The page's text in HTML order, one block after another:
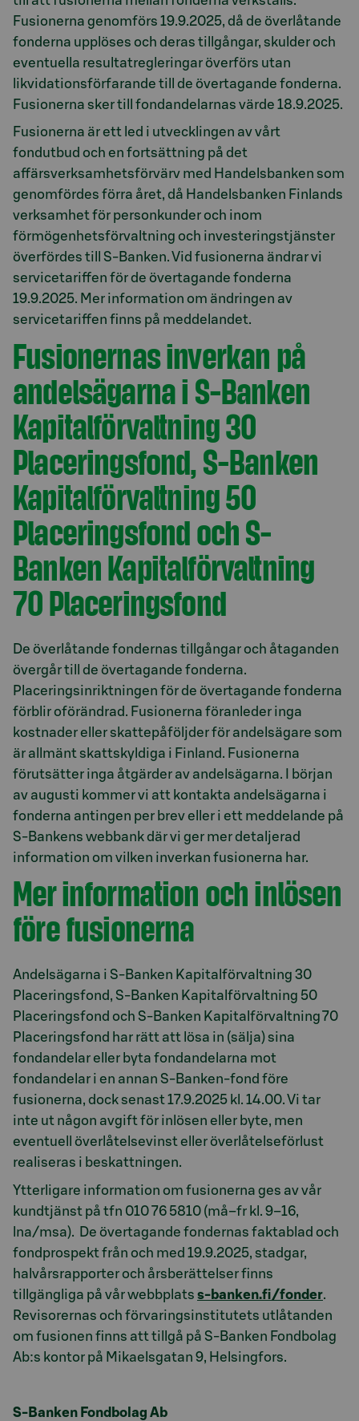
Fusionerna genomförs 19.9.2025, då de överlåtande
fonderna upplöses och deras tillgångar, skulder och
eventuella resultatregleringar överförs utan
likvidationsförfarande till de övertagande fonderna.
Fusionerna sker till fondandelarnas värde 18.9.2025.
Fusionerna är ett led i utvecklingen av vårt
fondutbud och en fortsättning på det
affärsverksamhetsförvärv med Handelsbanken som
genomfördes förra året, då Handelsbanken Finlands
verksamhet för personkunder och inom
förmögenhetsförvaltning och investeringstjänster
överfördes till S-Banken. Vid fusionerna ändrar vi
servicetariffen för de övertagande fonderna
19.9.2025. Mer information om ändringen av
servicetariffen finns på meddelandet.
Fusionernas inverkan på
andelsägarna i S-Banken
Kapitalförvaltning 30
Placeringsfond, S-Banken
Kapitalförvaltning 50
Placeringsfond och S-
Banken Kapitalförvaltning
70 Placeringsfond
De överlåtande fondernas tillgångar och åtaganden
övergår till de övertagande fonderna.
Placeringsinriktningen för de övertagande fonderna
förblir oförändrad. Fusionerna föranleder inga
kostnader eller skattepåföljder för andelsägare som
är allmänt skattskyldiga i Finland. Fusionerna
förutsätter inga åtgärder av andelsägarna. I början
av augusti kommer vi att kontakta andelsägarna i
fonderna antingen per brev eller i ett meddelande på
S-Bankens webbank där vi ger mer detaljerad
information om vilken inverkan fusionerna har.
Mer information och inlösen
före fusionerna
Andelsägarna i S-Banken Kapitalförvaltning 30
Placeringsfond, S-Banken Kapitalförvaltning 50
Placeringsfond och S-Banken Kapitalförvaltning 70
Placeringsfond har rätt att lösa in (sälja) sina
fondandelar eller byta fondandelarna mot
fondandelar i en annan S-Banken-fond före
fusionerna, dock senast 17.9.2025 kl. 14.00.Vi tar
inte ut någon avgift för inlösen eller byte, men
eventuell överlåtelsevinst eller överlåtelseförlust
realiseras i beskattningen.
Ytterligare information om fusionerna ges av vår
kundtjänst på tfn 010 76 5810 (må–fr kl. 9–16,
lna/msa). De övertagande fondernas faktablad och
fondprospekt från och med 19.9.2025, stadgar,
halvårsrapporter och årsberättelser finns
tillgängliga på vår webbplats s-banken.fi/fonder.
Revisorernas och förvaringsinstitutets utlåtanden
om fusionen finns att tillgå på S-Banken Fondbolag
Ab:s kontor på Mikaelsgatan 9, Helsingfors.
S-Banken Fondbolag Ab